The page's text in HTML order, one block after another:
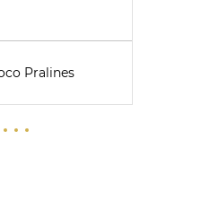
Pralines